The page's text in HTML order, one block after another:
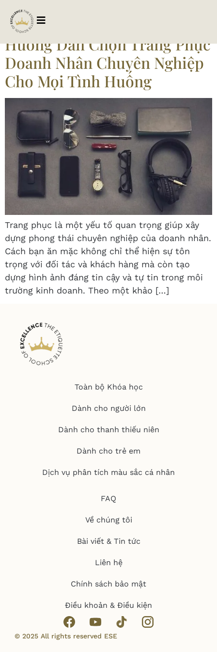
Tag:
Hướng Dẫn Chọn Trang Phục
Doanh Nhân Chuyên Nghiệp
Cho Mọi Tình Huống
Trang phục là một yếu tố quan trọng giúp xây
dựng phong thái chuyên nghiệp của doanh nhân.
Cách bạn ăn mặc không chỉ thể hiện sự tôn
trọng với đối tác và khách hàng mà còn tạo
dựng hình ảnh đáng tin cậy và tự tin trong môi
trường kinh doanh. Theo một khảo […]
Toàn bộ Khóa học
Dành cho người lớn
Dành cho thanh thiếu niên
Dành cho trẻ em
Dịch vụ phân tích màu sắc cá nhân
FAQ
Về chúng tôi
Bài viết & Tin tức
Liên hệ
Chính sách bảo mật
Điều khoản & Điều kiện
© 2025 All rights reserved ESE